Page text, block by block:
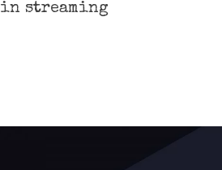
in streaming